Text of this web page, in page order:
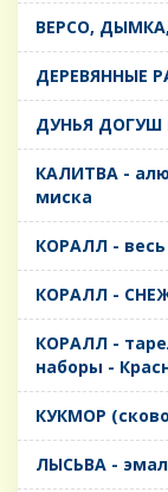
ВЕРСО,
ДЕРЕВЯННЫЕ
ДУНЬЯ ДОГУШ
КАЛИТВА -
миска
КОРАЛЛ -
КОРАЛЛ -
КОРАЛЛ -
наборы -
КУКМОР
ЛЫСЬВА -